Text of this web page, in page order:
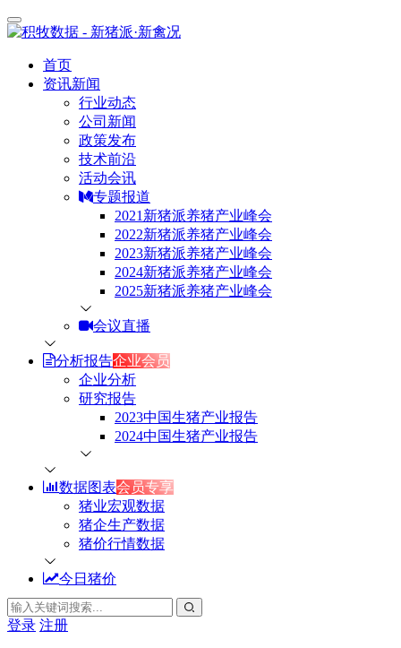
首页
资讯新闻
行业动态
公司新闻
政策发布
技术前沿
活动会讯
专题报道
2021新猪派养猪产业峰会
2022新猪派养猪产业峰会
2023新猪派养猪产业峰会
2024新猪派养猪产业峰会
2025新猪派养猪产业峰会
会议直播
分析报告企业会员
企业分析
研究报告
2023中国生猪产业报告
2024中国生猪产业报告
数据图表会员专享
猪业宏观数据
猪企生产数据
猪价行情数据
今日猪价
登录 注册